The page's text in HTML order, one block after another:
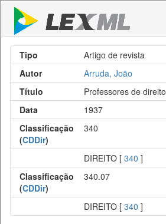
Tipo
Artigo de revista
Autor
Arruda, João
Título
Professores de direito
Data
1937
Classificação
(CDDir)
340
DIREITO [ 340 ]
Classificação
(CDDir)
340.07
DIREITO [ 340 ]